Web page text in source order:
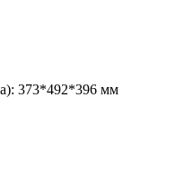
373*492*396 мм